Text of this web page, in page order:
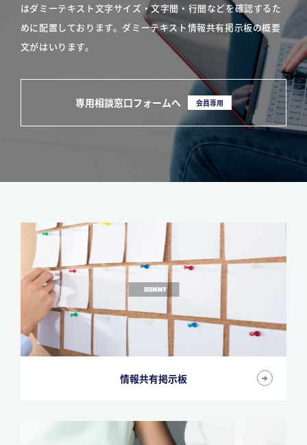
はダミーテキスト文字サイズ・文字間・行間などを確認するた
めに配置しております。ダミーテキスト情報共有掲示板の概要
文がはいります。
専用相談窓口フォームへ 会員専用
情報共有掲示板